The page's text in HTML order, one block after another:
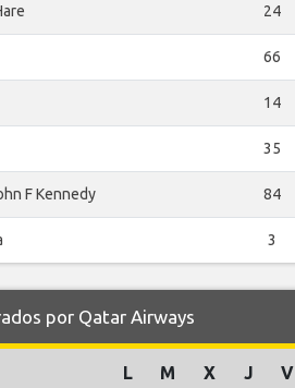
24
66
14
35
F Kennedy 84
3
por Qatar Airways
L M X J V